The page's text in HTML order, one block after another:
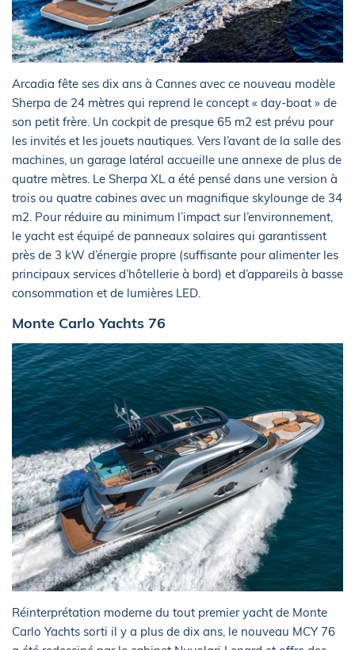
Arcadia fête ses dix ans à Cannes avec ce nouveau modèle
Sherpa de 24 mètres qui reprend le concept « day-boat » de
son petit frère. Un cockpit de presque 65 m2 est prévu pour
les invités et les jouets nautiques. Vers l’avant de la salle des
machines, un garage latéral accueille une annexe de plus de
quatre mètres. Le Sherpa XL a été pensé dans une version à
trois ou quatre cabines avec un magnifique skylounge de 34
m2. Pour réduire au minimum l’impact sur l’environnement,
le yacht est équipé de panneaux solaires qui garantissent
près de 3 kW d’énergie propre (suffisante pour alimenter les
principaux services d’hôtellerie à bord) et d’appareils à basse
consommation et de lumières LED.
Monte Carlo Yachts 76
Réinterprétation moderne du tout premier yacht de Monte
Carlo Yachts sorti il y a plus de dix ans, le nouveau MCY 76